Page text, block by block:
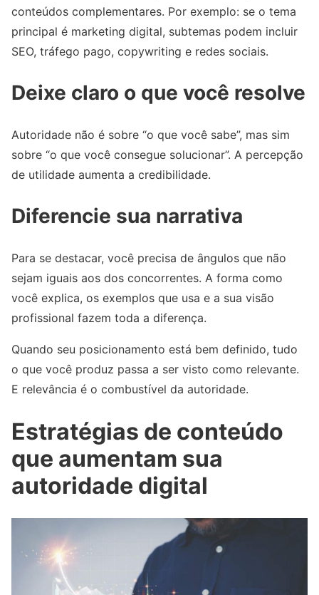
conteúdos complementares. Por exemplo: se o tema
principal é marketing digital, subtemas podem incluir
SEO, tráfego pago, copywriting e redes sociais.
Deixe claro o que você resolve
Autoridade não é sobre “o que você sabe”, mas sim
sobre “o que você consegue solucionar”. A percepção
de utilidade aumenta a credibilidade.
Diferencie sua narrativa
Para se destacar, você precisa de ângulos que não
sejam iguais aos dos concorrentes. A forma como
você explica, os exemplos que usa e a sua visão
profissional fazem toda a diferença.
Quando seu posicionamento está bem definido, tudo
o que você produz passa a ser visto como relevante.
E relevância é o combustível da autoridade.
Estratégias de conteúdo
que aumentam sua
autoridade digital